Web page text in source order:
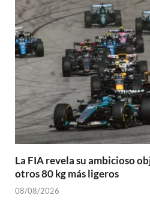
La FIA revela su ambicioso
otros 80 kg más ligeros
08/08/2026